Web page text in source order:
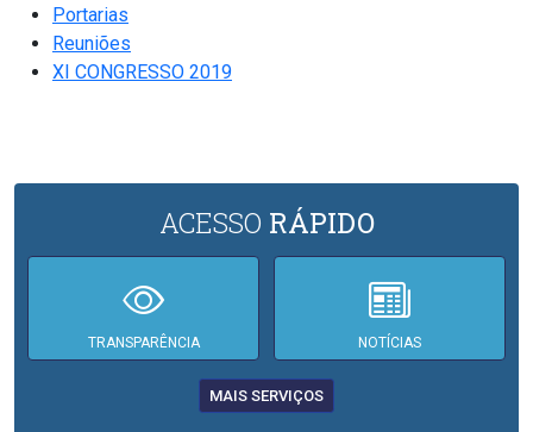
Portarias
Reuniões
XI CONGRESSO 2019
ACESSO RÁPIDO
TRANSPARÊNCIA NOTÍCIAS
MAIS SERVIÇOS